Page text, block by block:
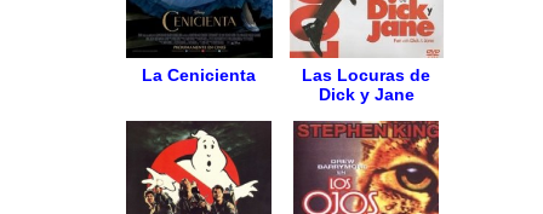
La Cenicienta
Las Locuras de
Dick y Jane